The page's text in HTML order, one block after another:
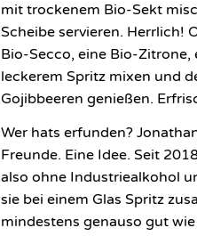
mit trockenem Bio-Sekt
Scheibe servieren. Herrlich!
Bio-Secco, eine Bio-
leckerem Spritz mixen und
Gojibbeeren genießen.
Wer hats erfunden?
Freunde. Eine Idee. Seit
also ohne Industriealkohol
sie bei einem Glas Spritz
mindestens genauso gut